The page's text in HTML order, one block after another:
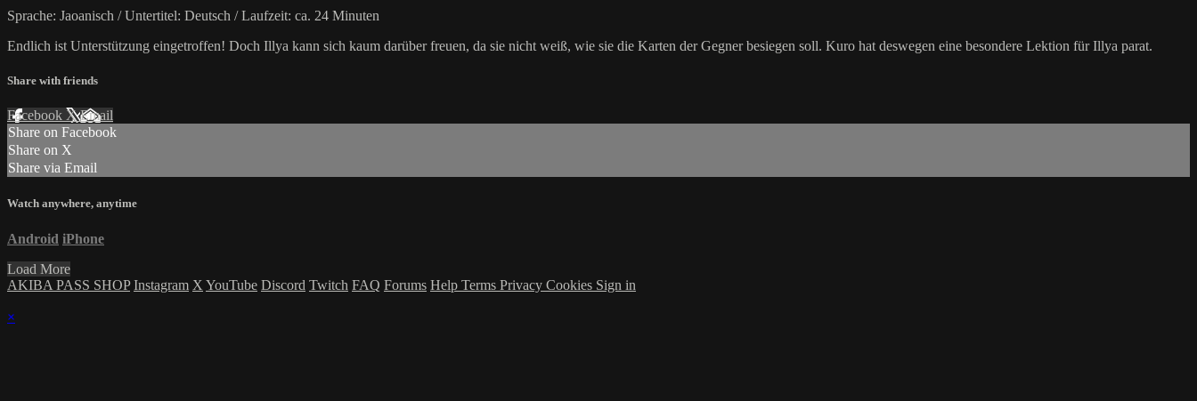
Sprache: Jaoanisch / Untertitel: Deutsch / Laufzeit: ca. 24 Minuten
Endlich ist Unterstützung eingetroffen! Doch Illya kann sich kaum darüber freuen, da sie nicht weiß, wie sie die Karten der Gegner besiegen soll. Kuro hat deswegen eine besondere Lektion für Illya parat.
Share with friends
Facebook XEmail
Share on Facebook
Share on X
Share via Email
Watch anywhere, anytime
Android iPhone
Load More
AKIBA PASS SHOP Instagram X YouTube Discord Twitch FAQ Forums Help Terms Privacy Cookies Sign in
×